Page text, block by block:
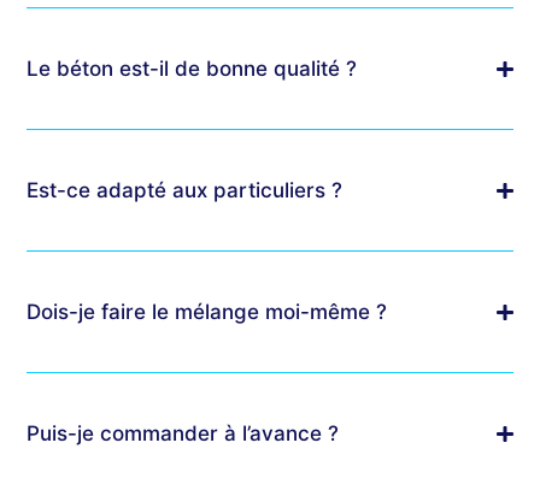
Le béton est-il de bonne qualité ?
Est-ce adapté aux particuliers ?
Dois-je faire le mélange moi-même ?
Puis-je commander à l’avance ?